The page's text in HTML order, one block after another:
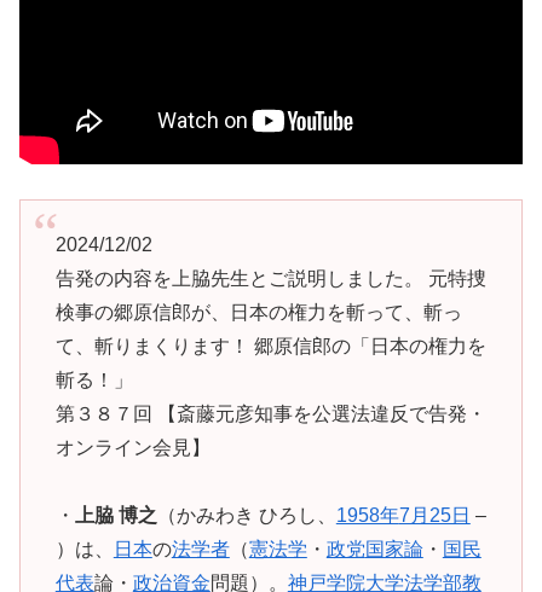
2024/12/02
告発の内容を上脇先生とご説明しました。 元特捜
検事の郷原信郎が、日本の権力を斬って、斬っ
て、斬りまくります！ 郷原信郎の「日本の権力を
斬る！」
第３８７回 【斎藤元彦知事を公選法違反で告発・
オンライン会見】
・ 上脇 博之 （かみわき ひろし、 1958年7月25日 –
）は、
日本の法学者（憲法学 ・ 政党 国家論・ 国民
代表論・ 政治資金問題）。 神戸学院大学法学部教